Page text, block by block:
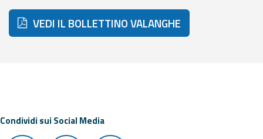
Observational
data
Tools
VEDI IL BOLLETTINO VALANGHE
Condividi sui Social Media